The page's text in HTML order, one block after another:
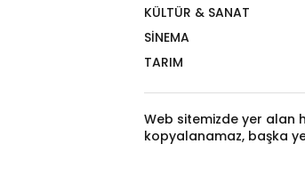
KÜLTÜR & SANAT
SİNEMA
TARIM
Web sitemizde yer alan
kopyalanamaz, başka